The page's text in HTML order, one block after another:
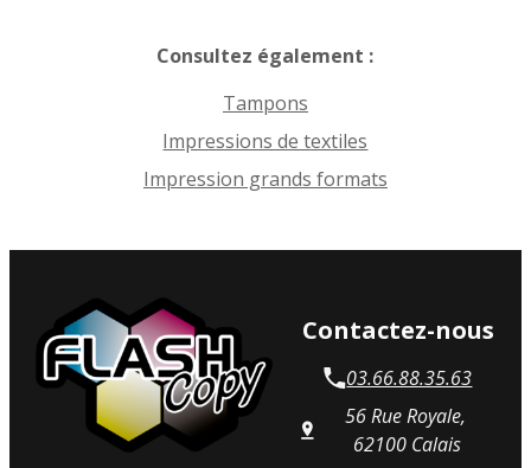
Consultez également :
Tampons
Impressions de textiles
Impression grands formats
Contactez-nous
03.66.88.35.63
56 Rue Royale,
62100 Calais